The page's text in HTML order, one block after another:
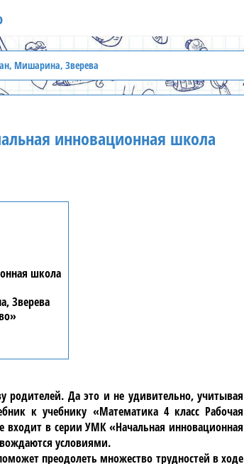
Мишарина, Зверева
инновационная школа
школа
Зверева
родителей. Да это и не удивительно, учитывая
к учебнику «Математика 4 класс Рабочая
входит в серии УМК «Начальная инновационная
условиями.
преодолеть множество трудностей в ходе